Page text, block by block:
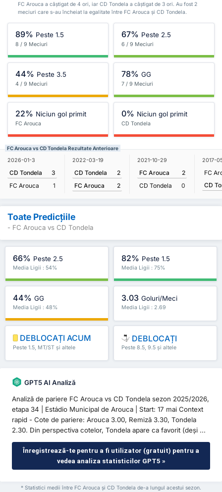
FC Arouca a câștigat de 4 ori, iar CD Tondela a câștigat de 3 ori. Au fost 2
meciuri care s-au încheiat la egalitate între FC Arouca și CD Tondela.
89% Peste 1.5
8 / 9 Meciuri
67% Peste 2.5
6 / 9 Meciuri
44% Peste 3.5
4 / 9 Meciuri
78% GG
7 / 9 Meciuri
22% Niciun gol primit
FC Arouca
0% Niciun gol primit
CD Tondela
FC Arouca vs CD Tondela Rezultate Anterioare
2026-01-3
CD Tondela
3
FC Arouca
1
2022-03-19
CD Tondela
2
FC Arouca
2
2021-10-29
FC Arouca
2
CD Tondela
0
2017-
FC
CD
Toate Predicțiile
- FC Arouca vs CD Tondela
66% Peste 2.5
Media Ligii : 54%
82% Peste 1.5
Media Ligii : 75%
44% GG
Media Ligii : 48%
3.03 Goluri/Meci
Media Ligii : 2.69
DEBLOCAȚI ACUM
Peste 1.5, MT/ST și altele
DEBLOCAȚI
Peste 8.5, 9.5 și altele
GPT5 AI Analiză
Analiză de pariere FC Arouca vs CD Tondela sezon 2025/2026,
etapa 34 | Estádio Municipal de Arouca | Start: 17 mai Context
rapid - Cote de pariere: Arouca 3.00, Remiză 3.30, Tondela
2.30. Din perspectiva cotelor, Tondela apare ca favorit (deși ...
Înregistrează-te pentru a fi utilizator (gratuit) pentru a
vedea analiza statisticilor GPT5 »
* Statistici medii între FC Arouca și CD Tondela de-a lungul acestui sezon.